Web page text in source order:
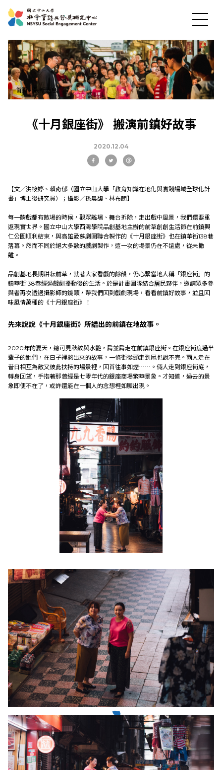
最新消息
關於中心
教育發展
研究成果
外部連結
EN
首頁 - 最新消息
《十月銀座街》 搬演前鎮好故事
2020.12.04
【文／洪筱婷、賴奇郁（國立中山大學「教育知識在地化與實踐場域全球化計
畫」博士後研究員）；攝影／孫晨馥、林布朗】
每一齣戲都有散場的時候，觀眾離場、舞台拆除，走出戲中風景，我們還要重
返現實世界。國立中山大學西灣學院品創基地主辦的前草創創生活節在前鎮興
仁公園順利結束，與高雄愛慕劇團聯合製作的《十月銀座街》也在鎮華街138巷
落幕。然而不同於絕大多數的戲劇製作，這一次的場景仍在不遠處，從未撤
離。
品創基地長期耕耘前草，就著大家看戲的餘韻，仍心繫當地人稱「銀座街」的
鎮華街138巷經過戲劇擾動後的生活。於是計畫團隊結合居民夥伴，邀請眾多參
與者再次透過攝影師的鏡頭，帶我們回到戲劇現場，看看前鎮好故事，並且回
味風情萬種的《十月銀座街》！
先來說說《十月銀座街》所譜出的前鎮在地故事。
2020年的夏天，總可見秋紋與水艷，肩並肩走在前鎮銀座街。在銀座街度過半
輩子的她們，在日子裡熬出來的故事，一條街從頭走到尾也說不完。兩人走在
昔日相互為敵又彼此扶持的場景裡，回首往事如煙⋯⋯。倆人走到銀座街底，
轉身回望，手指著那曾經是七零年代的銀座商場繁華景象。才知道，過去的景
象即便不在了，或許還能在一個人的念想裡如願出現。